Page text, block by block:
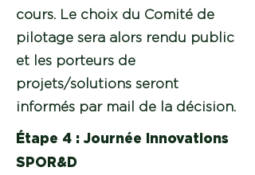
cours. Le choix du Comité de
pilotage sera alors rendu public
et les porteurs de
projets/solutions seront
informés par mail de la décision.
Étape 4 : Journée Innovations
SPOR&D